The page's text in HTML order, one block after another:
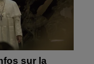
sur la